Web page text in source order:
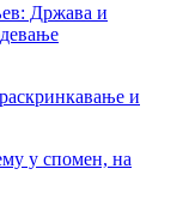
Држава и
и
у спомен, на